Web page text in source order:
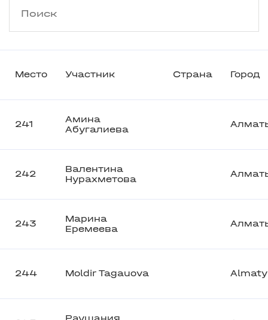
Место Участник Страна Город
241
Амина
Абугалиева
242
Валентина
Нурахметова
243
Марина
Еремеева
244 Moldir Tagauova Almaty